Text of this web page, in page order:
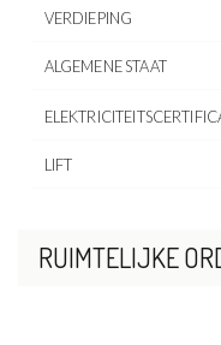
VERDIEPING
ALGEMENE STAAT
LIFT
RUIMTELIJKE